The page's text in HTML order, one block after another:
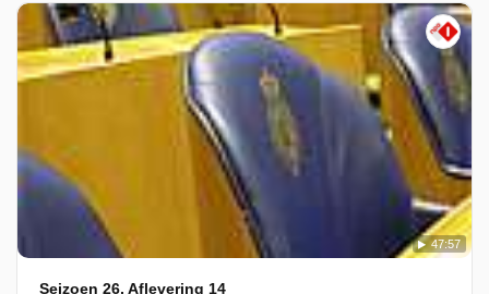
47:57
Seizoen 26, Aflevering 14